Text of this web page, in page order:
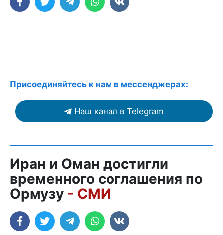
Присоединяйтесь к нам в мессенджерах:
Наш канал в Telegram
Иран и Оман достигли
временного соглашения по
Ормузу - СМИ